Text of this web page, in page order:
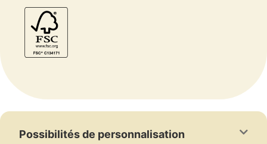
Possibilités de personnalisation